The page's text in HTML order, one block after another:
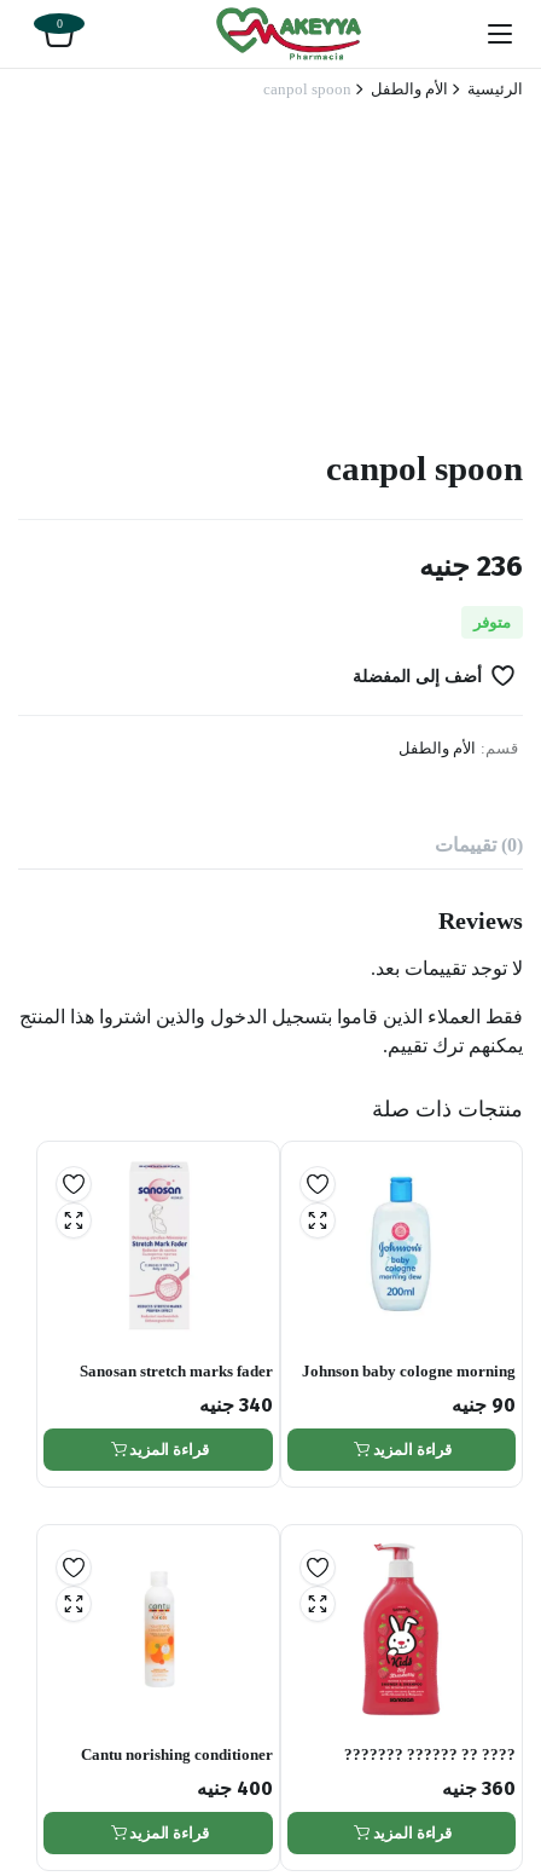
0
الرئيسية الأم والطفل canpol spoon
canpol spoon
236 جنيه
متوفر
أضف إلى المفضلة
قسم: الأم والطفل
(0) تقييمات
Reviews
لا توجد تقييمات بعد.
فقط العملاء الذين قاموا بتسجيل الدخول والذين اشتروا هذا المنتج
يمكنهم ترك تقييم.
منتجات ذات صلة
Johnson baby cologne morning
90 جنيه
قراءة المزيد
Sanosan stretch marks fader
340 جنيه
قراءة المزيد
???? ?? ?????? ???????
360 جنيه
قراءة المزيد
Cantu norishing conditioner
400 جنيه
قراءة المزيد